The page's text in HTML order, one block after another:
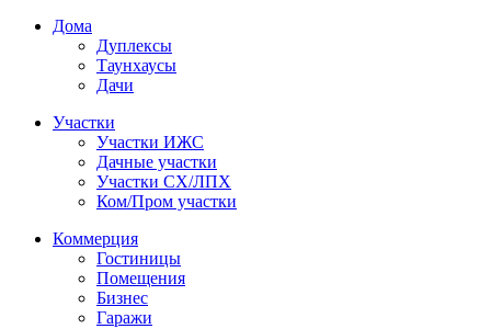
Дома
Дуплексы
Таунхаусы
Дачи
Участки
Участки ИЖС
Дачные участки
Участки СХ/ЛПХ
Ком/Пром участки
Коммерция
Гостиницы
Помещения
Бизнес
Гаражи